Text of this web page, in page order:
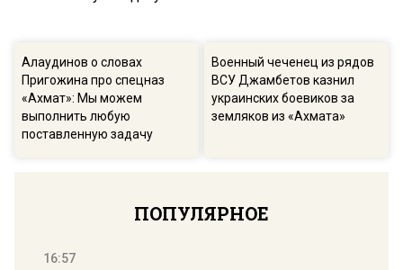
Алаудинов о словах
Пригожина про спецназ
«Ахмат»: Мы можем
выполнить любую
поставленную задачу
Военный чеченец из рядов
ВСУ Джамбетов казнил
украинских боевиков за
земляков из «Ахмата»
ПОПУЛЯРНОЕ
16:57